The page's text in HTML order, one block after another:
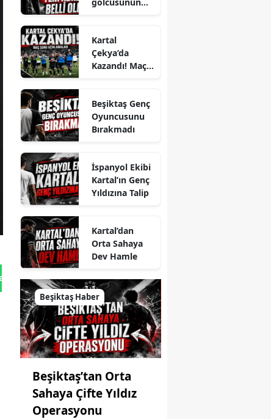
Gönder
Kartal
Çekya’da
Kazandı! Maç
Beşiktaş Genç
Oyuncusunu
Bırakmadı
İspanyol Ekibi
Kartal’ın Genç
Yıldızına Talip
Kartal’dan
Orta Sahaya
Dev Hamle
Beşiktaş Haber
Beşiktaş’tan Orta
Sahaya Çifte Yıldız
Operasyonu